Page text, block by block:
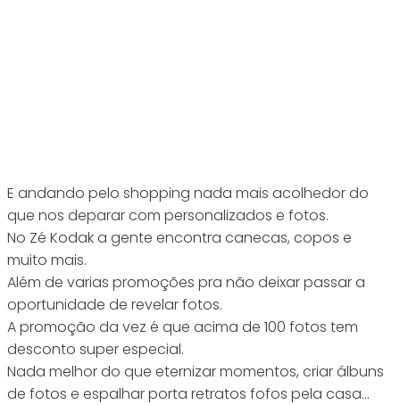
E andando pelo shopping nada mais acolhedor do
que nos deparar com personalizados e fotos.
No Zé Kodak a gente encontra canecas, copos e
muito mais.
Além de varias promoções pra não deixar passar a
oportunidade de revelar fotos.
A promoção da vez é que acima de 100 fotos tem
desconto super especial.
Nada melhor do que eternizar momentos, criar álbuns
de fotos e espalhar porta retratos fofos pela casa…